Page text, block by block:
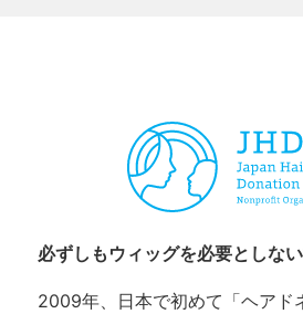
必ずしもウィッグを必要としな
2009年、日本で初めて「ヘアド